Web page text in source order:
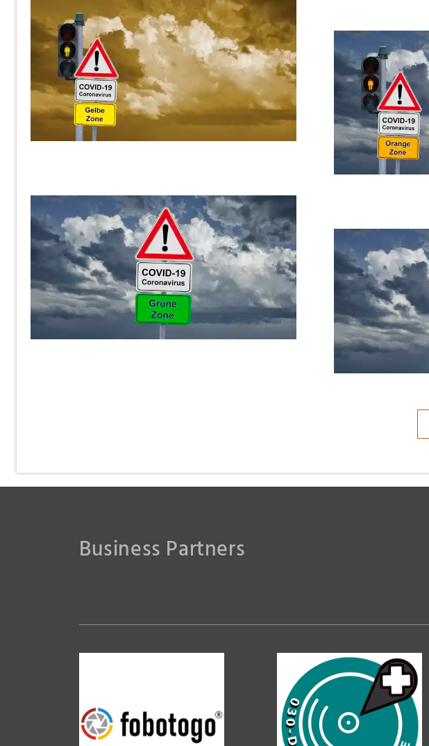
ThommyWeiss
ThommyWeiss
ThommyWeiss
ThommyWeiss
Business Partners